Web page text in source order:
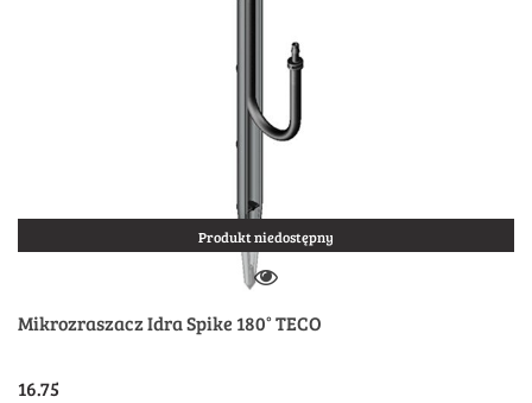
Produkt niedostępny
Mikrozraszacz Idra Spike 180° TECO
16.75